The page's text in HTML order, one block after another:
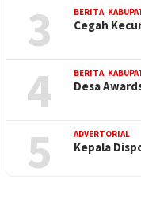
3 BERITA,
Cegah
4 BERITA,
Desa
5 ADVERTORIAL
Kepala